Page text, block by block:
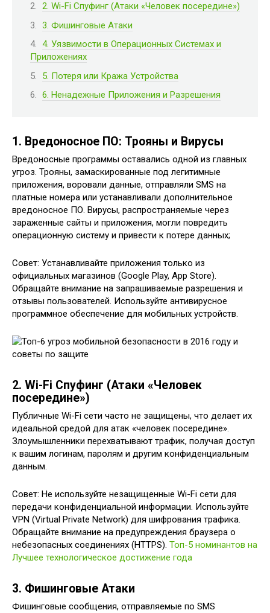
2. Wi-Fi Спуфинг (Атаки «Человек посередине»)
3. Фишинговые Атаки
4. Уязвимости в Операционных Системах и
Приложениях
5. Потеря или Кража Устройства
6. Ненадежные Приложения и Разрешения
1. Вредоносное ПО: Трояны и Вирусы
Вредоносные программы оставались одной из главных
угроз. Трояны, замаскированные под легитимные
приложения, воровали данные, отправляли SMS на
платные номера или устанавливали дополнительное
вредоносное ПО. Вирусы, распространяемые через
зараженные сайты и приложения, могли повредить
операционную систему и привести к потере данных;
Совет: Устанавливайте приложения только из
официальных магазинов (Google Play, App Store).
Обращайте внимание на запрашиваемые разрешения и
отзывы пользователей. Используйте антивирусное
программное обеспечение для мобильных устройств.
2. Wi-Fi Спуфинг (Атаки «Человек
посередине»)
Публичные Wi-Fi сети часто не защищены, что делает их
идеальной средой для атак «человек посередине».
Злоумышленники перехватывают трафик, получая доступ
к вашим логинам, паролям и другим конфиденциальным
данным.
Совет: Не используйте незащищенные Wi-Fi сети для
передачи конфиденциальной информации. Используйте
VPN (Virtual Private Network) для шифрования трафика.
Обращайте внимание на предупреждения браузера о
небезопасных соединениях (HTTPS). Топ-5 номинантов на
Лучшее технологическое достижение года
3. Фишинговые Атаки
Фишинговые сообщения, отправляемые по SMS